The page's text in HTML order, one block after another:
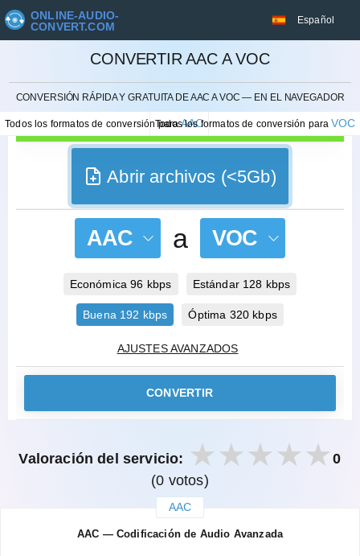
ONLINE-AUDIO-
CONVERT.COM
Español
CONVERTIR AAC A VOC
CONVERSIÓN RÁPIDA Y GRATUITA DE AAC A VOC — EN EL NAVEGADOR
Todos los formatos de conversión paraAAC
Todos los formatos de conversión paraVOC
CANCELAR
Abrir archivos (<5Gb)
AAC a VOC
Económica 96 kbps Estándar 128 kbps
Buena 192 kbps Óptima 320 kbps
AJUSTES AVANZADOS
CONVERTIR
Valoración del servicio:
0
(0 votos)
AAC
AAC — Codificación de Audio Avanzada